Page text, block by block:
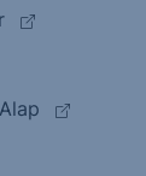
(külső oldalra
oldalra ugrik)
(külső